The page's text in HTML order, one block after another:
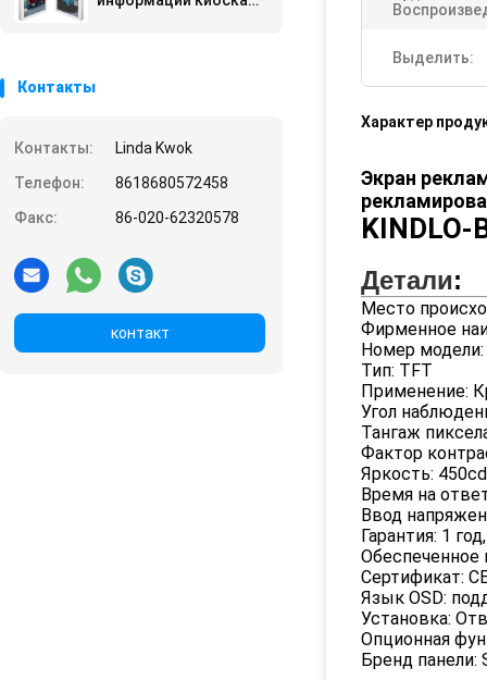
Контакты
Контакты:
Linda Kwok
Телефон:
8618680572458
Факс:
86-020-62320578
контакт
Выделить:
Характер
Экран
KINDLO-
Детали:
Место
Фирменное
Номер модели:
Тип: TFT
Применение:
Угол
Тангаж
Фактор
Яркость:
Время на
Ввод
Гарантия: 1
Обеспеченное
Сертификат:
Язык OSD:
Установка:
Опционная
Бренд панели: